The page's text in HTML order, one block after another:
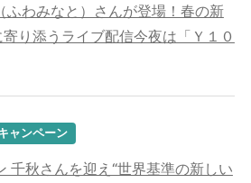
ふわみなと）さんが登場！春の新
り添うライブ配信今夜は「Ｙ１０
ャンペーン
千秋さんを迎え“世界基準の新しい